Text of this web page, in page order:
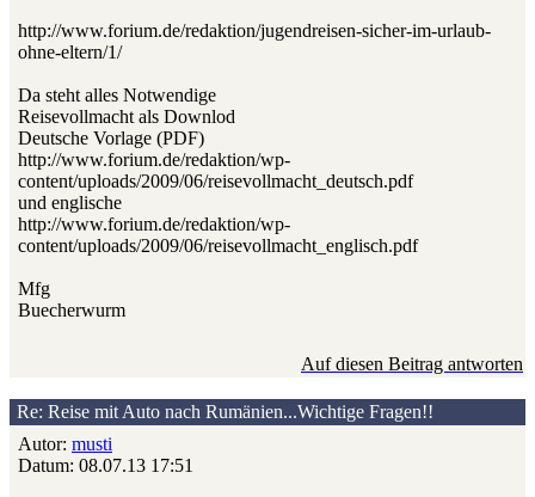
http://www.forium.de/redaktion/jugendreisen-sicher-im-urlaub-
ohne-eltern/1/
Da steht alles Notwendige
Reisevollmacht als Downlod
Deutsche Vorlage (PDF)
http://www.forium.de/redaktion/wp-
content/uploads/2009/06/reisevollmacht_deutsch.pdf
und englische
http://www.forium.de/redaktion/wp-
content/uploads/2009/06/reisevollmacht_englisch.pdf
Mfg
Buecherwurm
Auf diesen Beitrag antworten
Re: Reise mit Auto nach Rumänien...Wichtige Fragen!!
Autor: musti
Datum: 08.07.13 17:51